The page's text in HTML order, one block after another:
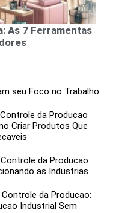
As 7 Ferramentas
seu Foco no Trabalho
da Producao
Criar Produtos Que
da Producao:
as Industrias
da Producao:
Industrial Sem